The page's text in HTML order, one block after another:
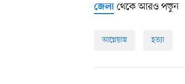
জেলা থেকে আরও পড়ুন
আগ্নেয়াস্ত্র হত্যা